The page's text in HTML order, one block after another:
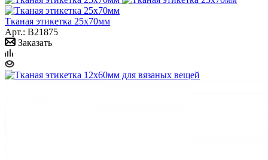
Тканая этикетка 25x70мм
Арт.: B21875
Заказать